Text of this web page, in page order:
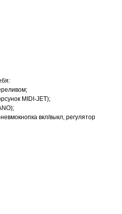
MIDI-JET);
вкл/выкл, регулятор